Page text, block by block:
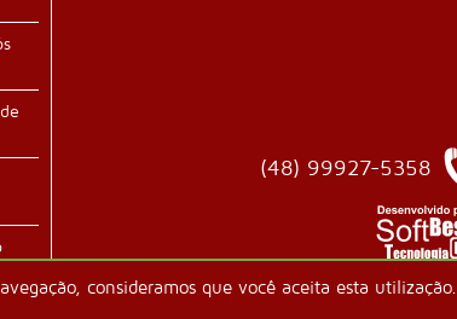
consideramos que você aceita esta utilização.
(48) 99927-5358